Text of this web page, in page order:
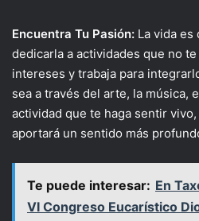
Encuentra Tu Pasión: La vida es
dedicarla a actividades que no
intereses y trabaja para
sea a través del arte, la música,
actividad que te haga sentir
aportará un sentido más
Te puede interesar: En
VI Congreso Eucarístico